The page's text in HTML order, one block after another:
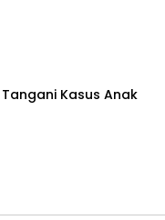
Kasus Anak